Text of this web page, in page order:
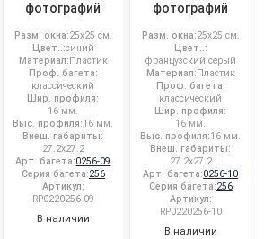
фотографий
Разм. окна:25x25 см.
Цвет..:синий
Материал: Пластик
Проф. багета:
классический
Шир. профиля:
16 мм.
Выс. профиля:16 мм.
Внеш. габариты:
27.2x27.2
Арт. багета:0256-09
Серия багета:256
Артикул:
RP0220256-09
В наличии
фотографий
Разм. окна:25x25 см.
Цвет..:
французский серый
Материал: Пластик
Проф. багета:
классический
Шир. профиля:
16 мм.
Выс. профиля:16 мм.
Внеш. габариты:
27.2x27.2
Арт. багета:0256-10
Серия багета:256
Артикул:
RP0220256-10
В наличии